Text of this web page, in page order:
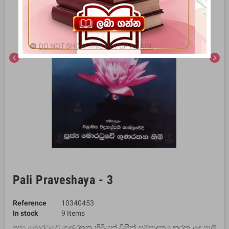
chevron_left chevron_right
Pali Praveshaya - 3
Reference
10340453
In stock
9 Items
DO NOT SHOW THIS POPUP AGAIN.